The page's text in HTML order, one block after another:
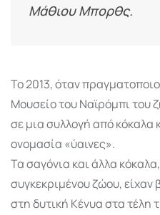
Μάθιου Μπορθς.
Το 2013, όταν
Μουσείο του Ναϊρόμπι του
σε μια συλλογή από κόκαλα
ονομασία «ύαινες».
Τα σαγόνια και άλλα
συγκεκριμένου ζώου,
στη δυτική Κένυα στα τέλη